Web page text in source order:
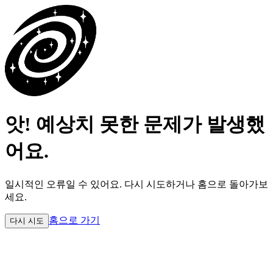
앗! 예상치 못한 문제가 발생했
어요.
일시적인 오류일 수 있어요. 다시 시도하거나 홈으로 돌아가보
세요.
다시 시도 홈으로 가기